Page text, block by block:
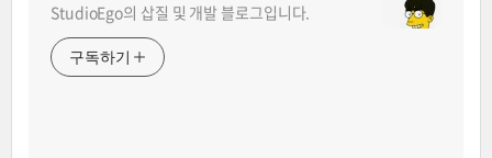
StudioEgo의 삽질 및 개발 블로그입니다.
구독하기